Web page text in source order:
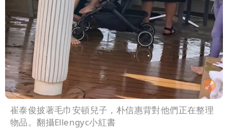
崔泰俊披著毛巾安頓兒子，朴信惠背對他們正在整理
物品。翻攝Ellengyc小紅書